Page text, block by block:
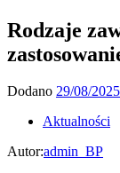
Rodzaje
Dodano 29/08/2025
Aktualności
Autor:admin_BP